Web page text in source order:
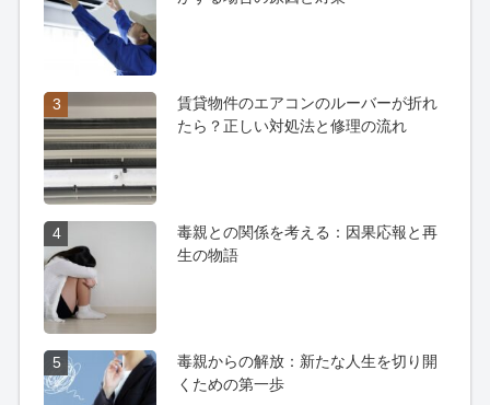
3
賃貸物件のエアコンのルーバーが折れ
たら？正しい対処法と修理の流れ
4
毒親との関係を考える：因果応報と再
生の物語
5
毒親からの解放：新たな人生を切り開
くための第一歩